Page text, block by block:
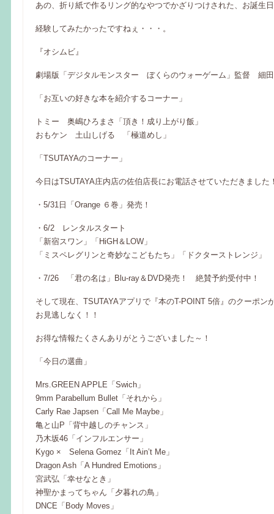
あの、折り紙で作るリング的なやつでかざりつけされた、お誕生
経験してみたかったですねぇ・・・。
『オシムビ』
劇場版「デジタルモンスター ぼくらのウォーゲーム」監督 細
「お互いの好きな本を紹介するコーナー」
トミー 奥嶋ひろまさ「頂き！成り上がり飯」
おもケン 土山しげる 「極道めし」
「TSUTAYAのコーナー」
今日はTSUTAYA庄内店の佐伯店長にお電話させていただきました
・5/31日「Orange ６巻」発売！
・6/2 レンタルスタート
「新宿スワン」「HiGH＆LOW」
「ミスペレグリンと奇妙なこどもたち」「ドクターストレンジ」
・7/26 「君の名は」Blu-ray＆DVD発売！ 絶賛予約受付中！
そして現在、TSUTAYAアプリで『本のT-POINT 5倍』のクーポン
お見逃しなく！！
お得な情報たくさんありがとうございました～！
「今日の選曲」
Mrs.GREEN APPLE「Swich」
9mm Parabellum Bullet「それから」
Carly Rae Japsen「Call Me Maybe」
亀と山P「背中越しのチャンス」
乃木坂46「インフルエンサー」
Kygo × Selena Gomez「It Ain’t Me」
Dragon Ash「A Hundred Emotions」
宮武弘「幸せなとき」
神聖かまってちゃん「夕暮れの鳥」
DNCE「Body Moves」